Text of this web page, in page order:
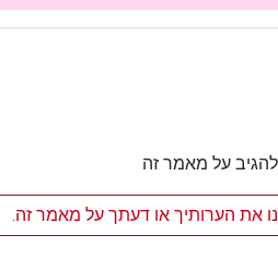
להגיב על מאמר זה
את הערותיך או דעתך על מאמר זה.